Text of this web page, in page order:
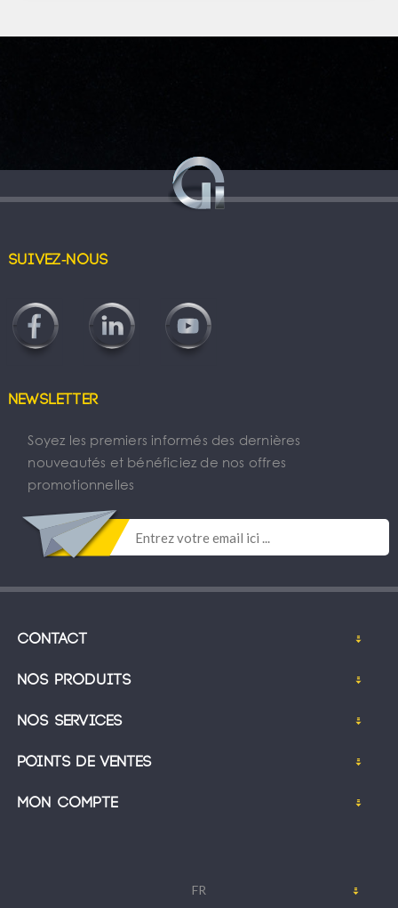
Suivez-nous
Newsletter
Soyez les premiers informés des dernières
nouveautés et bénéficiez de nos offres
promotionnelles
Contact
Nos produits
Nos services
Points de ventes
Mon compte
FR